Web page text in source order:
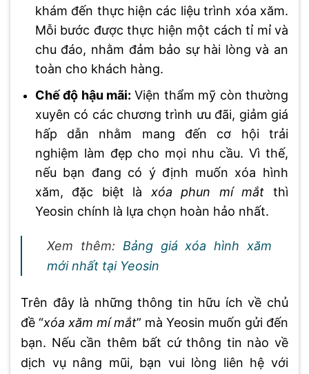
khám đến thực hiện các liệu trình xóa xăm.
Mỗi bước được thực hiện một cách tỉ mỉ và
chu đáo, nhằm đảm bảo sự hài lòng và an
toàn cho khách hàng.
Chế độ hậu mãi: Viện thẩm mỹ còn thường
xuyên có các chương trình ưu đãi, giảm giá
hấp dẫn nhằm mang đến cơ hội trải
nghiệm làm đẹp cho mọi nhu cầu. Vì thế,
nếu bạn đang có ý định muốn xóa hình
xăm, đặc biệt là xóa phun mí mắt thì
Yeosin chính là lựa chọn hoàn hảo nhất.
Xem thêm: Bảng giá xóa hình xăm
mới nhất tại Yeosin
Trên đây là những thông tin hữu ích về chủ
đề “xóa xăm mí mắt” mà Yeosin muốn gửi đến
bạn. Nếu cần thêm bất cứ thông tin nào về
dịch vụ nâng mũi, bạn vui lòng liên hệ với